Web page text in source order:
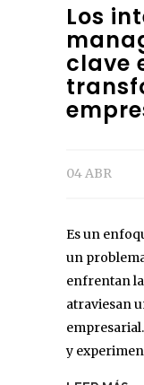
Los
clave
04 ABR
Es un
un
enfrentan
atraviesan
y